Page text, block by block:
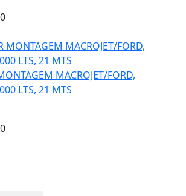
MACROJET/FORD,
LTS, 21 MTS